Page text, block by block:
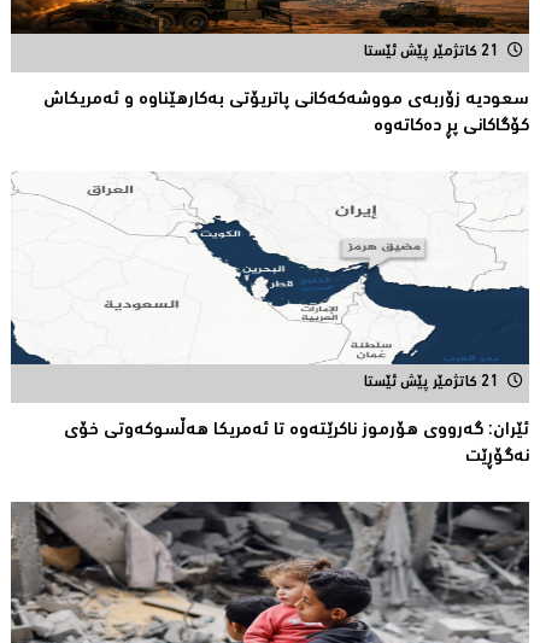
21 کاتژمێر پێش ئێستا
سعودیە زۆربەی مووشەكەكانی پاتریۆتی بەكارهێناوە و ئەمریكاش
كۆگاكانی پڕ دەكاتەوە
21 کاتژمێر پێش ئێستا
ئێران: گەرووی هۆرموز ناكرێتەوە تا ئەمریكا هەڵسوكەوتی خۆی
نەگۆڕێت